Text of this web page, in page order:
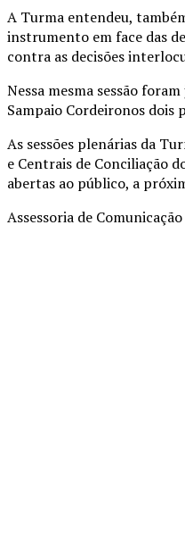
A Turma entendeu,
instrumento em face das
contra as decisões
Nessa mesma sessão
Sampaio Cordeironos dois
As sessões plenárias da
e Centrais de Conciliação
abertas ao público, a
Assessoria de